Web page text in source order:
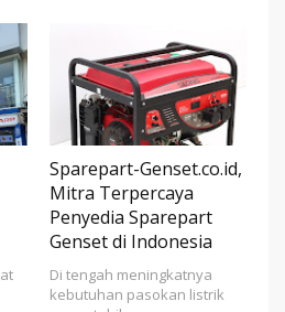
Sparepart-Genset.co.id,
Mitra Terpercaya
Penyedia Sparepart
Genset di Indonesia
Di tengah meningkatnya
kebutuhan pasokan listrik